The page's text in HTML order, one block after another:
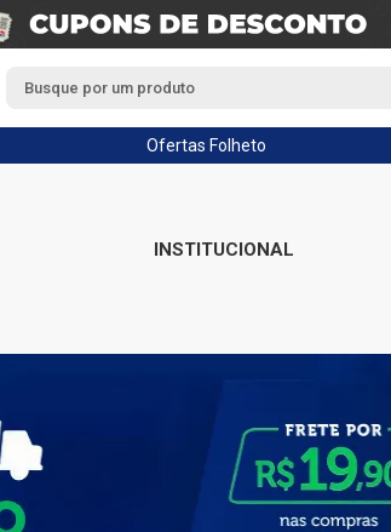
Ofertas Folheto
INSTITUCIONAL